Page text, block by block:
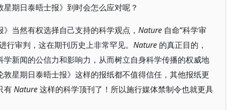
期日泰晤士报》到时会怎么应对呢？
当然有权选择自己支持的科学观点， Nature 自命“科学审
审判，这在期刊历史上非常罕见。 Nature 的真正目的，
新闻的公信力和影响力，从而树立自身科学传播的权威地
星期日泰晤士报》这样的报纸都不值得信任，其他报纸更
有Nature这样的科学顶刊了！所以施行媒体禁制令也就更具